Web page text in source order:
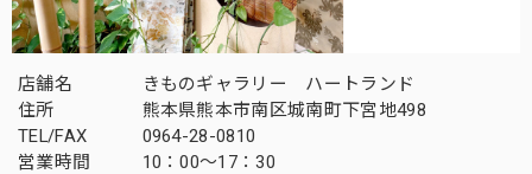
店舗名
きものギャラリー ハートランド
住所
熊本県熊本市南区城南町下宮地498
TEL/FAX
0964-28-0810
営業時間
10：00～17：30